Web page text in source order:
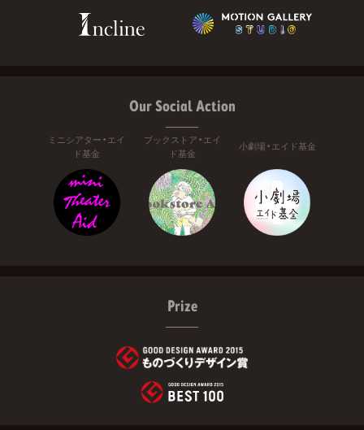
Our Social Action
ミニシアター・エイ
ド基金
ブックストア・エイ
ド基金
小劇場・エイド基金
Prize